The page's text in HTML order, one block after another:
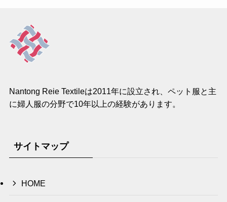
Nantong Reie Textileは2011年に設立され、ペット服と主
に婦人服の分野で10年以上の経験があります。
サイトマップ
HOME